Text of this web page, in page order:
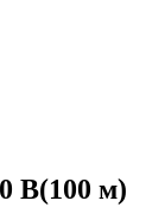
В(100 м)